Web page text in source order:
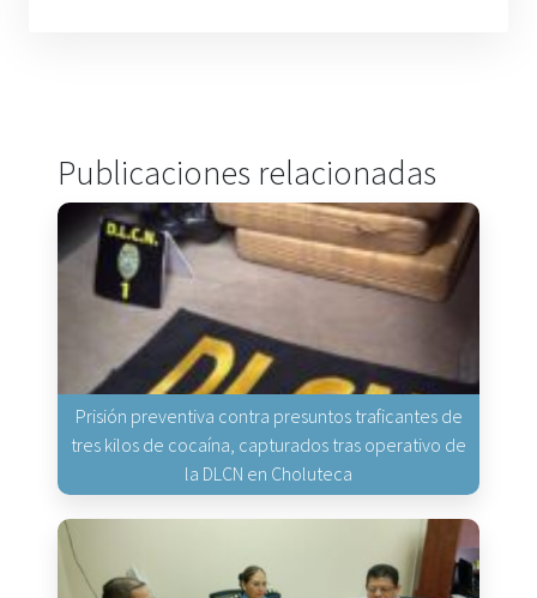
Publicaciones relacionadas
Prisión preventiva contra presuntos traficantes de
tres kilos de cocaína, capturados tras operativo de
la DLCN en Choluteca